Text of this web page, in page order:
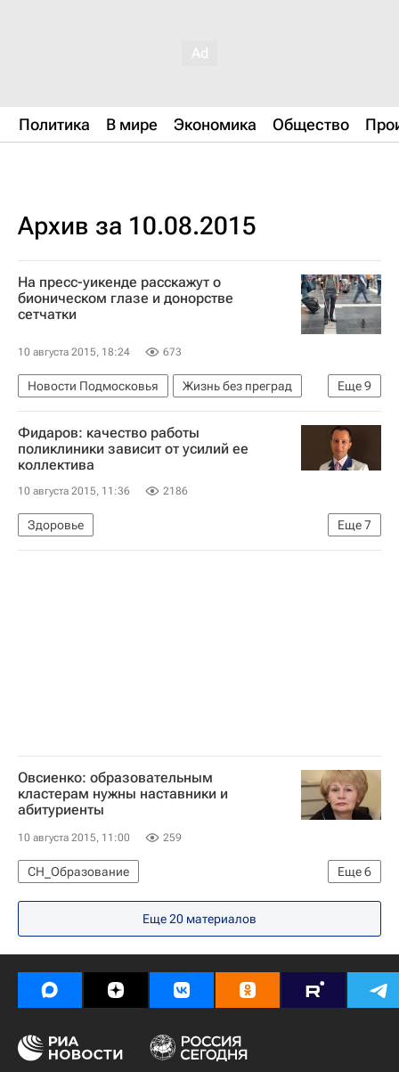
Политика В мире Экономика Общество
Архив за 10.08.2015
На пресс-уикенде расскажут о
бионическом глазе и донорстве
сетчатки
10 августа 2015, 18:24 673
Еще9
Новости Подмосковья
Жизнь без преград
Московская область (Подмосковье)
Центральный ФО
Весь мир
Фонд "Со-единение"
слепоглухие
Здоровье
Фидаров: качество работы
поликлиники зависит от усилий ее
коллектива
10 августа 2015, 11:36 2186
Еще7
Здоровье
Республика Северная Осетия - Алания
Овсиенко: образовательным
кластерам нужны наставники и
абитуриенты
10 августа 2015, 11:00 259
Еще6
СН_Образование
Республика Татарстан (Татарстан)
Европа
Приволжский ФО
Образовательные кластеры России
Россия
Еще 20 материалов